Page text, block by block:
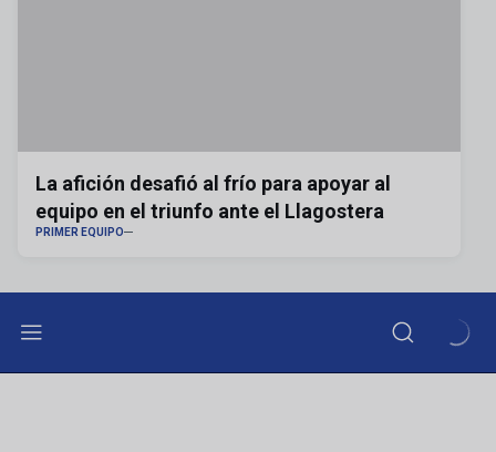
La afición desafió al frío para apoyar al
equipo en el triunfo ante el Llagostera
PRIMER EQUIPO